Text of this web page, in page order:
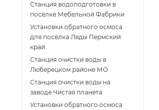
Станция водоподготовки в
посёлке Мебельной Фабрики
Установки обратного осмоса
для посёлка Ляды Пермский
край
Станция очистки воды в
Люберецком районе МО
Станция очистки воды на
заводе Чистая планета
Установки обратного осмоса